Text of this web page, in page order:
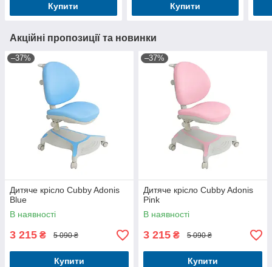
Купити Купити
Акційні пропозиції та новинки
–37%
Дитяче крісло Cubby Adonis
Blue
В наявності
3 215 ₴ 5 090 ₴
Купити
–37%
Дитяче крісло Cubby Adonis
Pink
В наявності
3 215 ₴ 5 090 ₴
Купити